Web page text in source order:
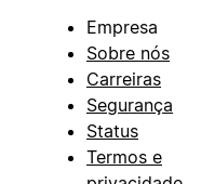
Empresa
Sobre nós
Carreiras
Segurança
Status
Termos e